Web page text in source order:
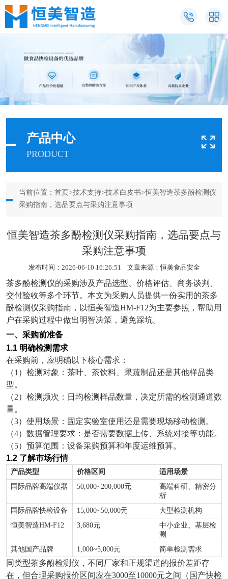
产品中心
PRODUCT
当前位置： 首页 >技术支持>技术白皮书>恒美智造茶多酚检测仪
采购指南，选品要点与采购注意事项
恒美智造茶多酚检测仪采购指南，选品要点与
采购注意事项
发布时间：2026-06-10 16:26:51 文章来源：恒美食品安全
茶多酚检测仪的采购涉及产品选型、价格评估、商务谈判、
交付验收等多个环节。本文为采购人员提供一份实用的茶多
酚检测仪采购指南，以恒美智造HM-F12为主要参照，帮助用
户在采购过程中做出明智决策，避免踩坑。
一、采购前准备
1.1 明确检测需求
在采购前，应明确以下核心需求：
（1 ）检测对象：茶叶、茶饮料、果蔬制品还是其他样品类
型。
（2）检测频次：日均检测样品数量，决定所需的检测通道数
量。
（3）使用场景：固定实验室使用还是需要现场移动检测。
（4）数据管理要求：是否需要数据上传、系统对接等功能。
（5）预算范围：设备采购预算和年度运维预算。
1.2 了解市场行情
产品类型 价格区间
适用场景
国际品牌高端仪器
50,000~200,000元
高端科研、精密分
析
国际品牌快检设备
15,000~50,000元
大型检测机构
恒美智造HM-F12 3,680元
中小企业、基层检
测
其他国产品牌
1,000~5,000元 简单检测需求
同类型茶多酚检测仪，不同厂家和正规渠道的报价差距存
在，但合理采购报价区间应在3000至10000元之间（国产快检